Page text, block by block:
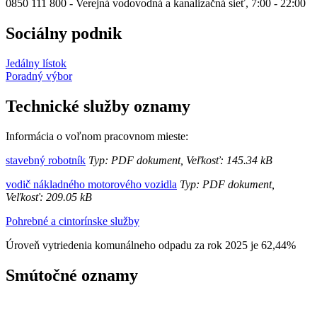
0850 111 800 - Verejná vodovodná a kanalizačná sieť, 7:00 - 22:00
Sociálny podnik
Jedálny lístok
Poradný výbor
Technické služby oznamy
Informácia o voľnom pracovnom mieste:
stavebný robotník Typ: PDF dokument, Veľkosť: 145.34 kB
vodič nákladného motorového vozidla Typ: PDF dokument,
Veľkosť: 209.05 kB
Pohrebné a cintorínske služby
Úroveň vytriedenia komunálneho odpadu za rok 2025 je 62,44%
Smútočné oznamy